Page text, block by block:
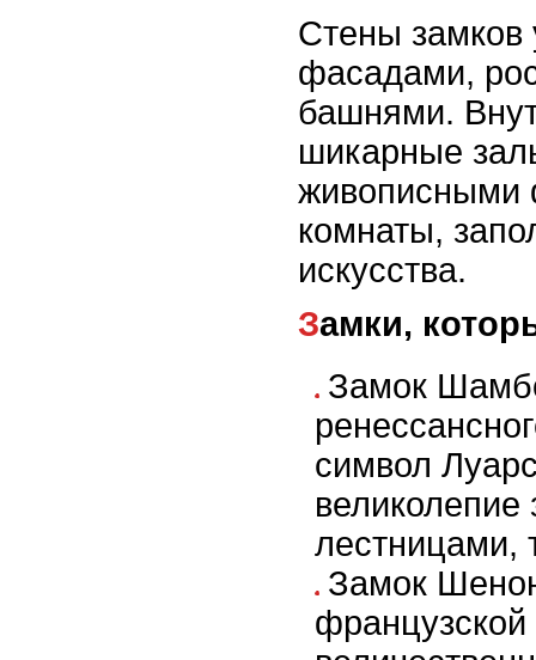
Стены
фасадами,
башнями.
шикарные
живописными
комнаты,
искусства.
Замки,
Замок
символ
лестницами,
Замок
французской